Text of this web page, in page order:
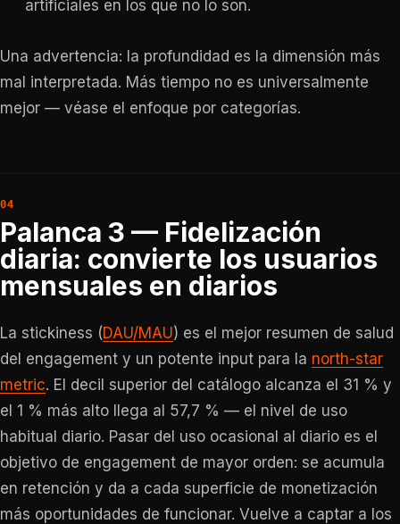
artificiales en los que no lo son.
Una advertencia: la profundidad es la dimensión más
mal interpretada. Más tiempo no es universalmente
mejor — véase el enfoque por categorías.
Palanca 3 — Fidelización
diaria: convierte los usuarios
mensuales en diarios
La stickiness (DAU/MAU) es el mejor resumen de salud
del engagement y un potente input para la north-star
metric. El decil superior del catálogo alcanza el 31 % y
el 1 % más alto llega al 57,7 % — el nivel de uso
habitual diario. Pasar del uso ocasional al diario es el
objetivo de engagement de mayor orden: se acumula
en retención y da a cada superficie de monetización
más oportunidades de funcionar. Vuelve a captar a los